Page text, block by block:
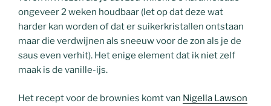
ongeveer 2 weken houdbaar (let op dat deze wat
harder kan worden of dat er suikerkristallen ontstaan
maar die verdwijnen als sneeuw voor de zon als je de
saus even verhit). Het enige element dat ik niet zelf
maak is de vanille-ijs.
Het recept voor de brownies komt van Nigella Lawson